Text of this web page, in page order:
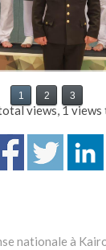
1 2 3
views, 1 views
nationale à